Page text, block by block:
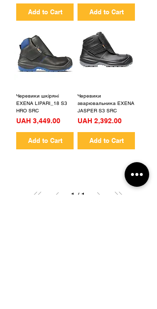
Add to Cart Add to Cart
Черевики шкіряні
EXENA LIPARI_18 S3
HRO SRC
Price
UAH 3,449.00
Add to Cart
Черевики
зварювальника EXENA
JASPER S3 SRC
Price
UAH 2,392.00
Add to Cart
1 / 1